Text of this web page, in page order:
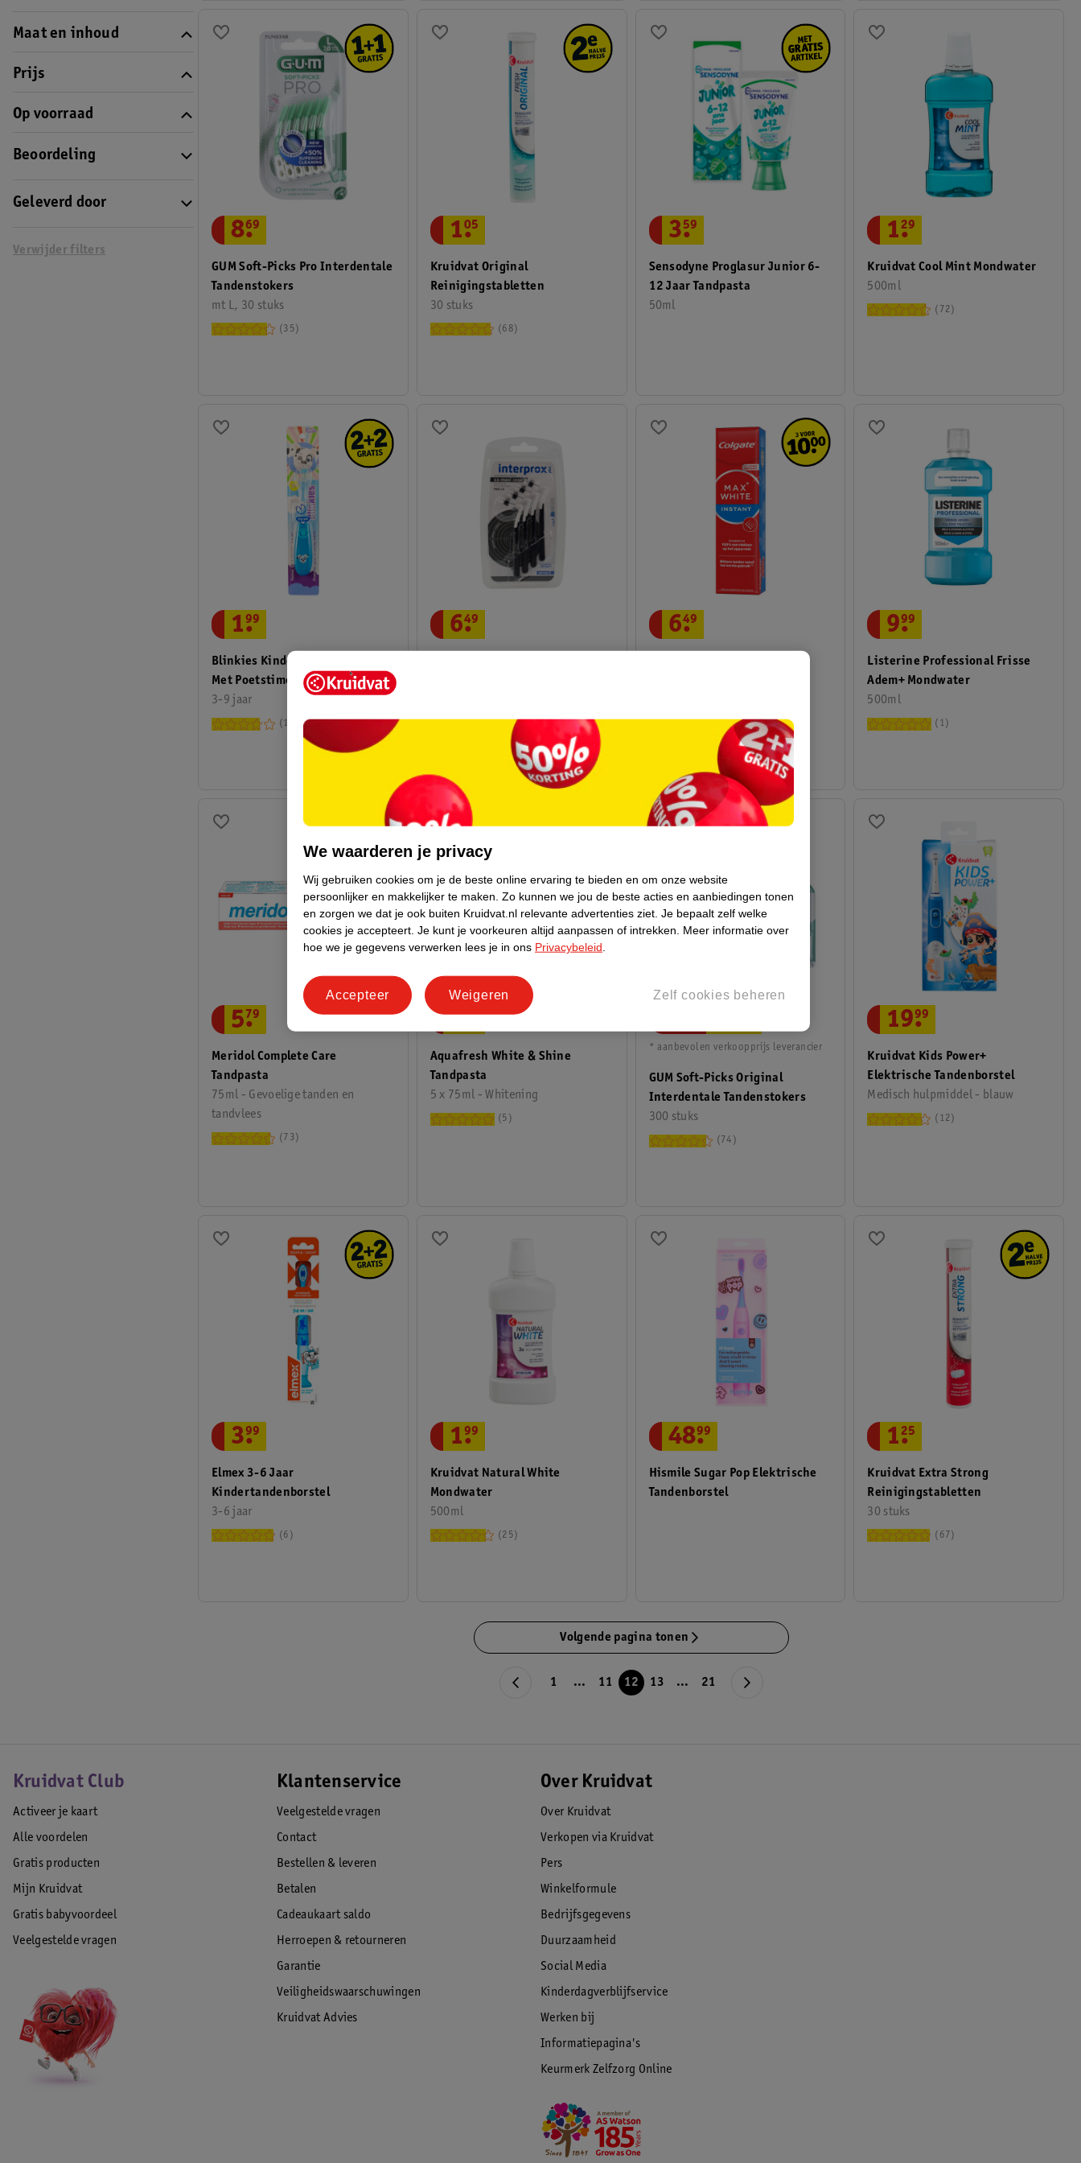
Maat en inhoud
Prijs
Op voorraad
Beoordeling
Geleverd door
Verwijder filters
GUM Soft-Picks Pro Interdentale
Tandenstokers
mt L, 30 stuks
8.
69
35
Kruidvat Original
Reinigingstabletten
30 stuks
1.
05
68
Sensodyne Proglasur Junior 6-
12 Jaar Tandpasta
50ml
3.
59
Kruidvat Cool Mint Mondwater
500ml
1.
29
72
Blinkies Kindertandenborstel
Met Poetstimer
3-9 jaar
1.
99
11
6.
49 6.
49
40
Listerine Professional Frisse
Adem+ Mondwater
500ml
9.
99
1
Meridol Complete Care
Tandpasta
75ml - Gevoelige tanden en
tandvlees
5.
79
73
Aquafresh White & Shine
Tandpasta
5 x 75ml - Whitening
9.
99
5
GUM Soft-Picks Original
Interdentale Tandenstokers
300 stuks
* aanbevolen verkoopprijs leverancier
74
Kruidvat Kids Power+
Elektrische Tandenborstel
Medisch hulpmiddel - blauw
19.
99
12
Elmex 3-6 Jaar
Kindertandenborstel
3-6 jaar
3.
99
6
Kruidvat Natural White
Mondwater
500ml
1.
99
25
Hismile Sugar Pop Elektrische
Tandenborstel
48.
99
Kruidvat Extra Strong
Reinigingstabletten
30 stuks
1.
25
67
Volgende pagina tonen
1 ... 11 12 13 ... 21
Kruidvat Club
Activeer je kaart
Alle voordelen
Gratis producten
Mijn Kruidvat
Gratis babyvoordeel
Veelgestelde vragen
Klantenservice
Veelgestelde vragen
Contact
Bestellen & leveren
Betalen
Cadeaukaart saldo
Herroepen & retourneren
Garantie
Veiligheidswaarschuwingen
Kruidvat Advies
Over Kruidvat
Over Kruidvat
Verkopen via Kruidvat
Pers
Winkelformule
Bedrijfsgegevens
Duurzaamheid
Social Media
Kinderdagverblijfservice
Werken bij
Informatiepagina's
Keurmerk Zelfzorg Online
We waarderen je privacy
Wij gebruiken cookies om je de beste online ervaring te bieden en om onze website
persoonlijker en makkelijker te maken. Zo kunnen we jou de beste acties en aanbiedingen tonen
en zorgen we dat je ook buiten Kruidvat.nl relevante advertenties ziet. Je bepaalt zelf welke
cookies je accepteert. Je kunt je voorkeuren altijd aanpassen of intrekken.
Meer informatie over
hoe we je gegevens verwerken lees je in ons Privacybeleid
Zelf cookies beheren
Weigeren
Accepteer